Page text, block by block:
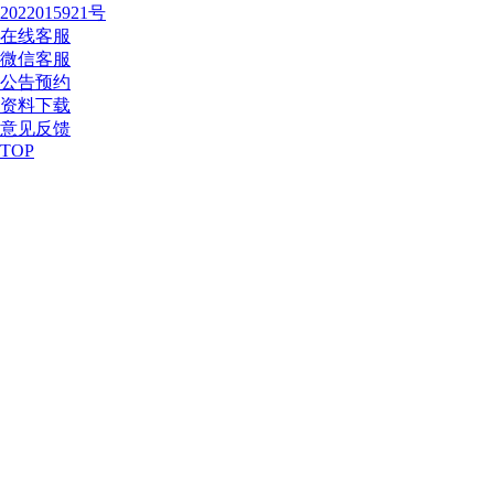
2022015921号
在线客服
微信客服
公告预约
资料下载
意见反馈
TOP